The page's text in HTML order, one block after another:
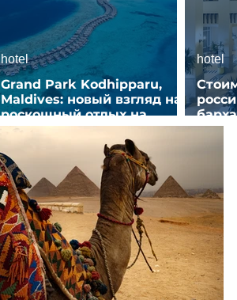
Grand Park Kodhipparu,
Maldives: новый взгляд на
роскошный отдых на
Мальдивах
hotel hotel